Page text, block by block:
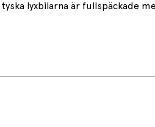
lyxbilarna är fullspäckade